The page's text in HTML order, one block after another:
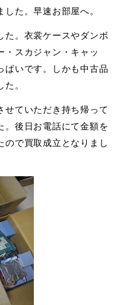
た。早速お部屋へ。
た。衣裳ケースやダンボ
・スカジャン・キャッ
ぱいです。しかも中古品
。
せていただき持ち帰って
。後日お電話にて金額を
ので買取成立となりまし